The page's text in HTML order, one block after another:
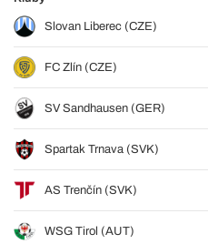
Slovan Liberec (CZE)
FC Zlín (CZE)
SV Sandhausen (GER)
Spartak Trnava (SVK)
AS Trenčín (SVK)
WSG Tirol (AUT)